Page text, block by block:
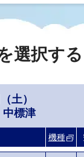
選択する
土）
中標津
機種